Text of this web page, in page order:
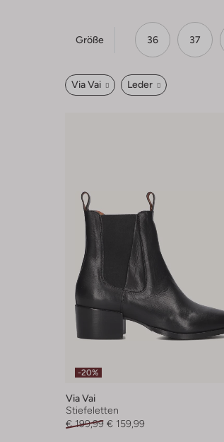
Größe 36 37
Via Vai Leder
-20%
Via Vai
Stiefeletten
€ 199,99 € 159,99